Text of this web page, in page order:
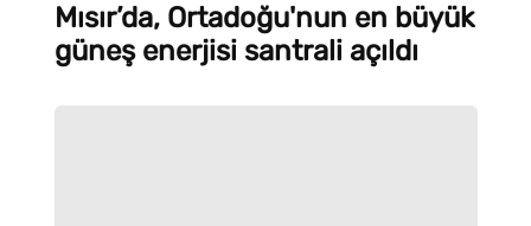
Mısır’da, Ortadoğu'nun en büyük
güneş enerjisi santrali açıldı